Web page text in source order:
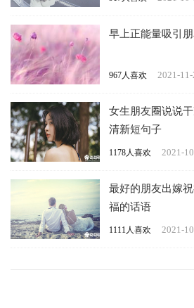
早上正能量吸引
967人喜欢 2021-11-
女生朋友圈说说
清新短句子
1178人喜欢 2021-
最好的朋友出嫁
福的话语
1111人喜欢 2021-